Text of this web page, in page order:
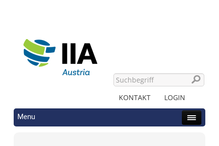
KONTAKT LOGIN
Menu